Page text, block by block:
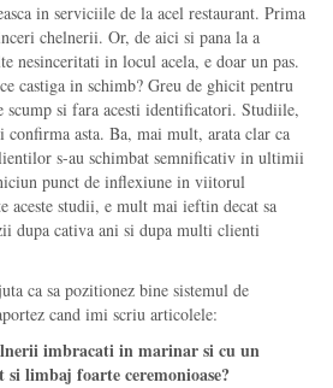
in serviciile de la acel restaurant. Prima
chelnerii. Or, de aici si pana la a
nesinceritati in locul acela, e doar un pas.
castiga in schimb? Greu de ghicit pentru
si fara acesti identificatori. Studiile,
confirma asta. Ba, mai mult, arata clar ca
s-au schimbat semnificativ in ultimii
punct de inflexiune in viitorul
aceste studii, e mult mai ieftin decat sa
dupa cativa ani si dupa multi clienti
ca sa pozitionez bine sistemul de
cand imi scriu articolele:
imbracati in marinar si cu un
si limbaj foarte ceremonioase?